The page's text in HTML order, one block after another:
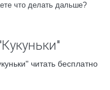
что делать дальше?
читать бесплатно